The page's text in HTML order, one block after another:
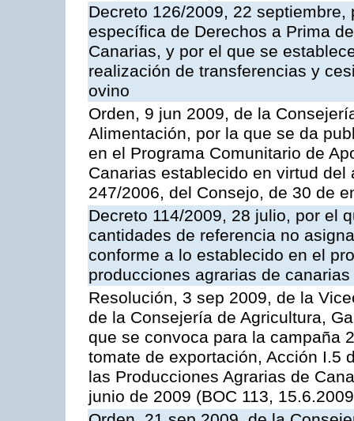
Decreto 126/2009, 22
específica de Derechos a Prima
Canarias, y por el que se
realización de transferencias y
ovino
Orden, 9 jun 2009, de la
Alimentación, por la que se da
en el Programa Comunitario de
Canarias establecido en virtud
247/2006, del Consejo, de 30 de
Decreto 114/2009, 28 julio, por el
cantidades de referencia no
conforme a lo establecido en el
producciones agrarias de canarias
Resolución, 3 sep 2009, de la
de la Consejería de Agricultura,
que se convoca para la campaña
tomate de exportación, Acción I.5
las Producciones Agrarias de
junio de 2009 (BOC 113,